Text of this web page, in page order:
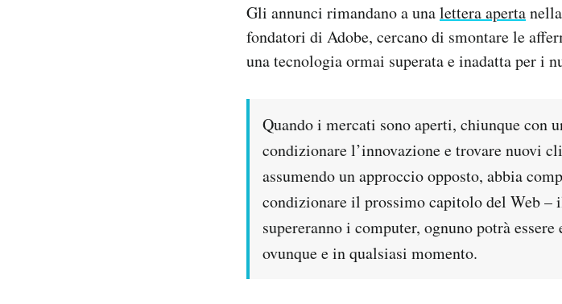
Gli annunci rimandano a unalettera aperta
fondatori di Adobe, cercano di smontare le
una tecnologia ormai superata e inadatta per i
Quando i mercati sono aperti, chiunque con
condizionare l’innovazione e trovare nuovi
assumendo un approccio opposto, abbia
condizionare il prossimo capitolo del Web
supereranno i computer, ognuno potrà
ovunque e in qualsiasi momento.